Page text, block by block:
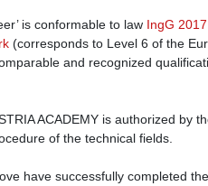
is conformable to law IngG 2017
(corresponds to Level 6 of the
and recognized
ACADEMY is authorized by
of the technical fields.
have successfully completed